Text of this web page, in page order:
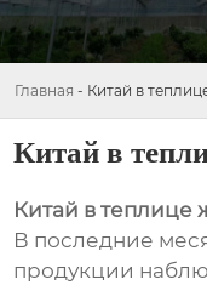
Главная - Китай в
Китай в
Китай в теплице
В последние
продукции